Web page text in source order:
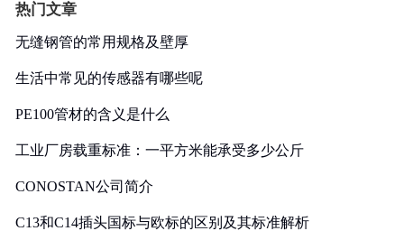
热门文章
无缝钢管的常用规格及壁厚
生活中常见的传感器有哪些呢
PE100管材的含义是什么
工业厂房载重标准：一平方米能承受多少公斤
CONOSTAN公司简介
C13和C14插头国标与欧标的区别及其标准解析